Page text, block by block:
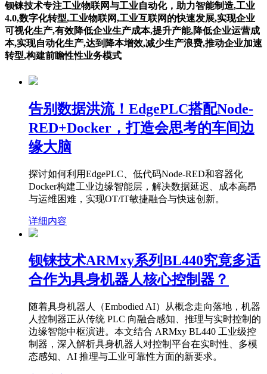
钡铼技术专注工业物联网与工业自动化，助力智能制造,工业
4.0,数字化转型,工业物联网,工业互联网的快速发展,实现企业
可视化生产,有效降低企业生产成本,提升产能,降低企业运营成
本,实现自动化生产,达到降本增效,减少生产浪费,推动企业加速
转型,构建前瞻性性业务模式
告别数据洪流！EdgePLC搭配Node-
RED+Docker，打造会思考的车间边
缘大脑
探讨如何利用EdgePLC、低代码Node-RED和容器化
Docker构建工业边缘智能层，解决数据延迟、成本高昂
与运维困难，实现OT/IT敏捷融合与快速创新。
详细内容
钡铼技术ARMxy系列BL440究竟多适
合作为具身机器人核心控制器？
随着具身机器人（Embodied AI）从概念走向落地，机器
人控制器正从传统 PLC 向融合感知、推理与实时控制的
边缘智能中枢演进。本文结合 ARMxy BL440 工业级控
制器，深入解析具身机器人对控制平台在实时性、多模
态感知、AI 推理与工业可靠性方面的新要求。